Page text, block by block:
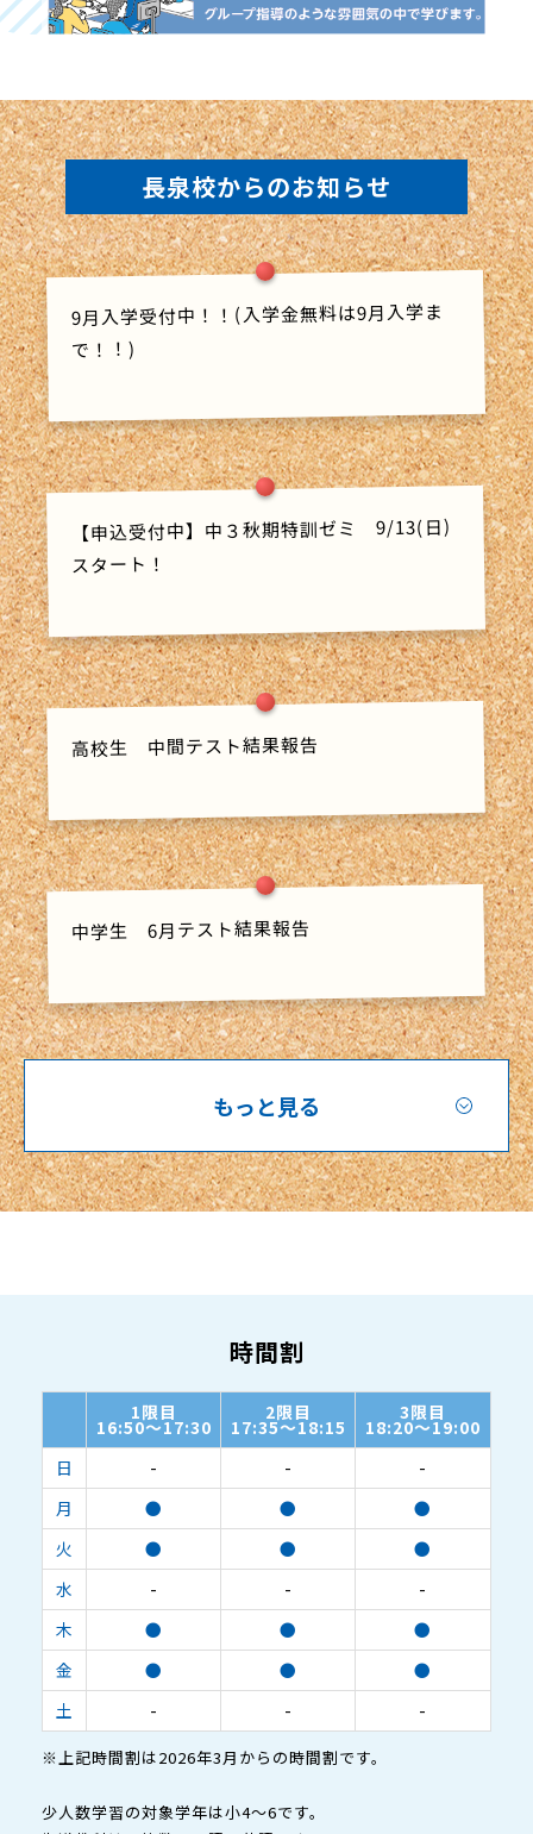
長泉校からのお知らせ
9月入学受付中！！(入学金無料は9月入学ま
で！！)
【申込受付中】中３秋期特訓ゼミ 9/13(日)
スタート！
高校生 中間テスト結果報告
中学生 6月テスト結果報告
もっと見る
時間割
1限目
16:50～17:30
2限目
17:35～18:15
3限目
18:20～19:00
日
- -
-
月
● ●
●
火
● ●
●
水
- -
-
木
● ●
●
金
● ●
●
土
- - -
※上記時間割は2026年3月からの時間割です。
少人数学習の対象学年は小4～6です。